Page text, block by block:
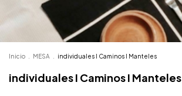
Inicio MESA individuales I Caminos I Manteles
individuales I Caminos I Manteles